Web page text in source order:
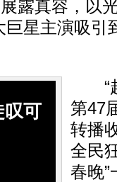
露真容，以
星主演吸引
叹可
“超
第47
转播
全民
春晚”